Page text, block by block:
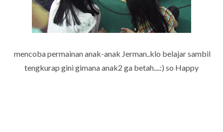
mencoba permainan anak-anak Jerman..klo belajar sambil
tengkurap gini gimana anak2 ga betah....:) so Happy